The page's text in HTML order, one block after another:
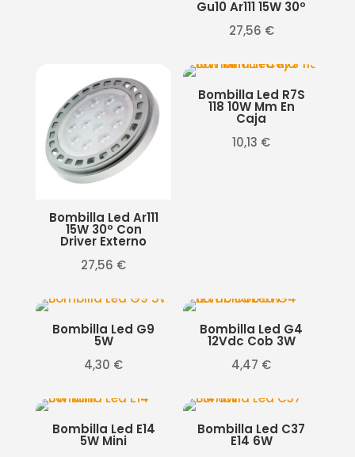
Gu10 Ar111 15W 30º
27,56 €
Bombilla Led Ar111
15W 30º Con
Driver Externo
27,56 €
Bombilla Led R7S
118 10W Mm En
Caja
10,13 €
Bombilla Led G9
5W
4,30 €
Bombilla Led G4
12Vdc Cob 3W
4,47 €
Bombilla Led E14
5W Mini
Bombilla Led C37
E14 6W